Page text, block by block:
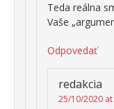
Teda reálna
Vaše
Odpovedať
redakcia
25/10/2020 at